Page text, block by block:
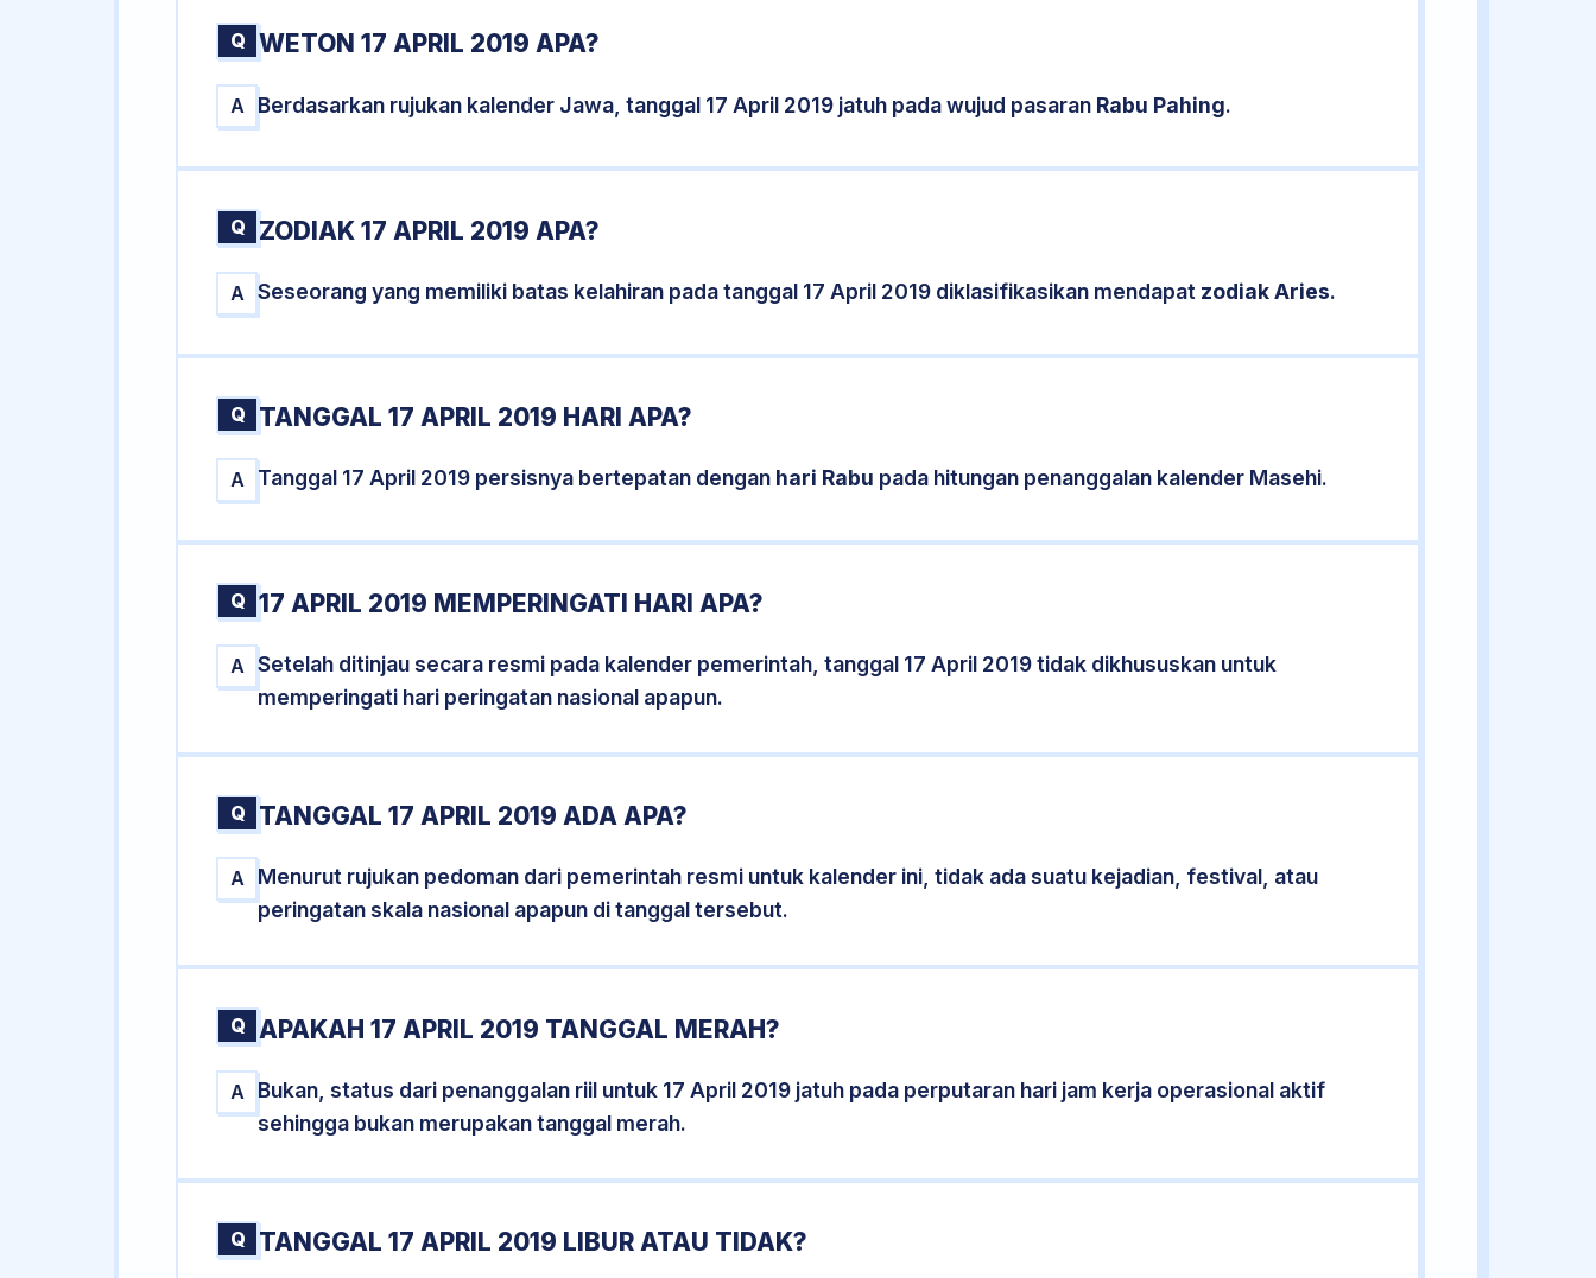
Q WETON 17 APRIL 2019 APA?
A Berdasarkan rujukan kalender Jawa, tanggal 17 April 2019 jatuh pada wujud pasaran Rabu Pahing.
Q ZODIAK 17 APRIL 2019 APA?
A Seseorang yang memiliki batas kelahiran pada tanggal 17 April 2019 diklasifikasikan mendapat zodiak Aries.
Q TANGGAL 17 APRIL 2019 HARI APA?
A Tanggal 17 April 2019 persisnya bertepatan dengan hari Rabu pada hitungan penanggalan kalender Masehi.
Q 17 APRIL 2019 MEMPERINGATI HARI APA?
A
Setelah ditinjau secara resmi pada kalender pemerintah, tanggal 17 April 2019 tidak dikhususkan untuk
memperingati hari peringatan nasional apapun.
Q TANGGAL 17 APRIL 2019 ADA APA?
A
Menurut rujukan pedoman dari pemerintah resmi untuk kalender ini, tidak ada suatu kejadian, festival, atau
peringatan skala nasional apapun di tanggal tersebut.
Q APAKAH 17 APRIL 2019 TANGGAL MERAH?
A
Bukan, status dari penanggalan riil untuk 17 April 2019 jatuh pada perputaran hari jam kerja operasional aktif
sehingga bukan merupakan tanggal merah.
Q TANGGAL 17 APRIL 2019 LIBUR ATAU TIDAK?